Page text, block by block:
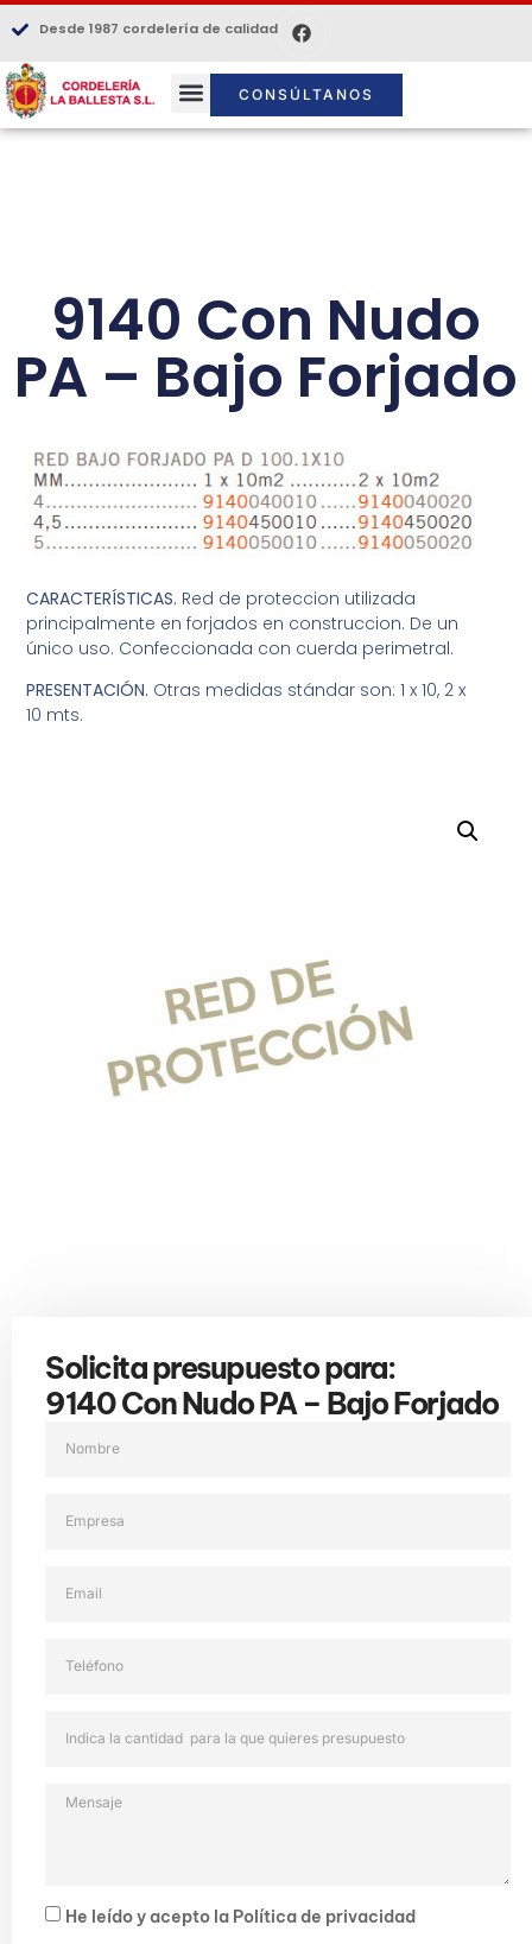
Desde 1987 cordelería de calidad
CONSÚLTANOS
9140 Con Nudo
PA – Bajo Forjado
CARACTERÍSTICAS. Red de proteccion utilizada
principalmente en forjados en construccion. De un
único uso. Confeccionada con cuerda perimetral.
PRESENTACIÓN. Otras medidas stándar son: 1 x 10, 2 x
10 mts.
Solicita presupuesto para:
9140 Con Nudo PA – Bajo Forjado
He leído y acepto la Política de privacidad